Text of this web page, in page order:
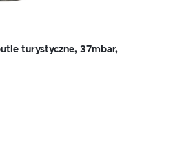
turystyczne, 37mbar,